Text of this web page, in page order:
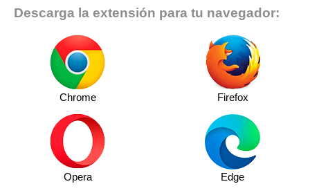
Descarga la extensión para tu navegador:
Chrome Firefox
Opera Edge